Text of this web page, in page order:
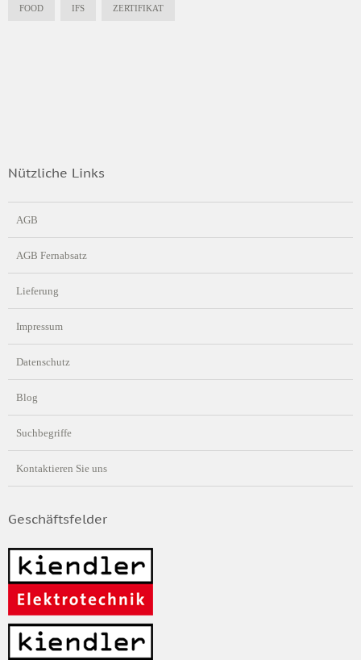
FOOD IFS ZERTIFIKAT
Nützliche Links
AGB
AGB Fernabsatz
Lieferung
Impressum
Datenschutz
Blog
Suchbegriffe
Kontaktieren Sie uns
Geschäftsfelder